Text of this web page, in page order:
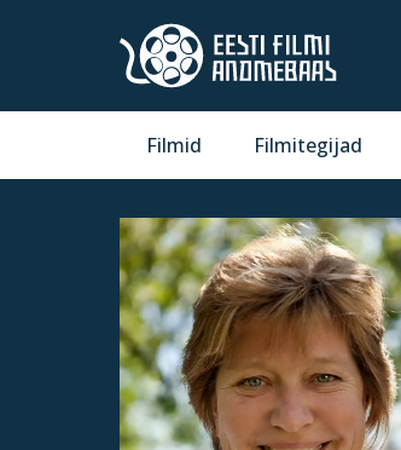
Filmid Filmitegijad